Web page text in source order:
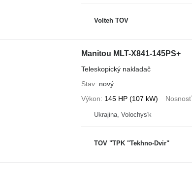
Volteh TOV
Manitou MLT-X841-145PS+
Teleskopický nakladač
Stav nový
Výkon
145 HP (107 kW) Nosnosť
Ukrajina, Volochys'k
TOV "TPK "Tekhno-Dvir"